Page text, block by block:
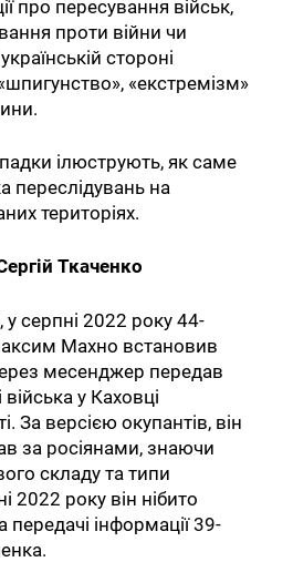
про пересування військ,
проти війни чи
стороні
«екстремізм»
ілюструють, як саме
переслідувань на
територіях.
Ткаченко
серпні 2022 року 44-
Махно встановив
месенджер передав
у Каховці
За версією окупантів, він
за росіянами, знаючи
складу та типи
2022 року він нібито
передачі інформації 39-